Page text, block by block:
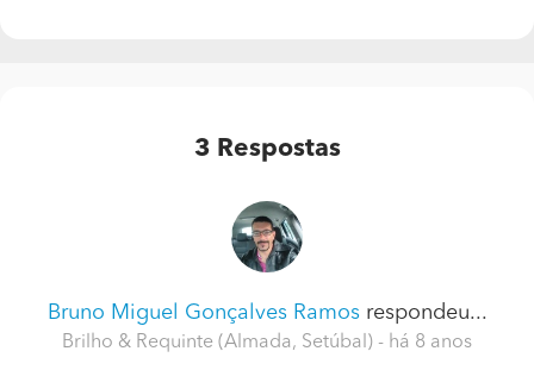
3 Respostas
Bruno Miguel Gonçalves Ramosrespondeu...
Brilho & Requinte (Almada, Setúbal) - há 8 anos